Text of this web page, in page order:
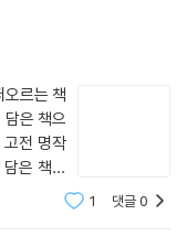
의 이야기를 다루고 있기
은 『삼국지』를 한번
아니라 꼭 짚고 넘어가
따라서 독자들의 독서를
오르는 책
은 책으
전 명작
은 책으
1 댓글0